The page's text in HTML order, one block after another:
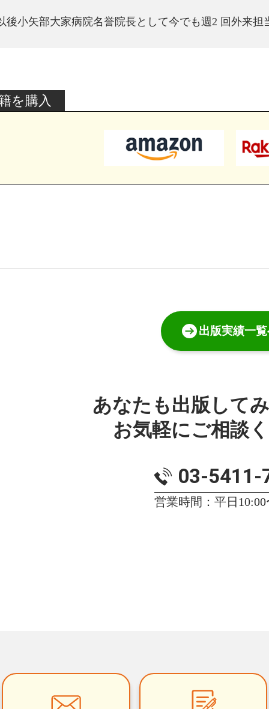
後小矢部大家病院名誉院長として今でも週2 回外来担
を購入
出版実績一
あなたも出版して
お気軽にご相談
03-5411-
営業時間：平日10:00